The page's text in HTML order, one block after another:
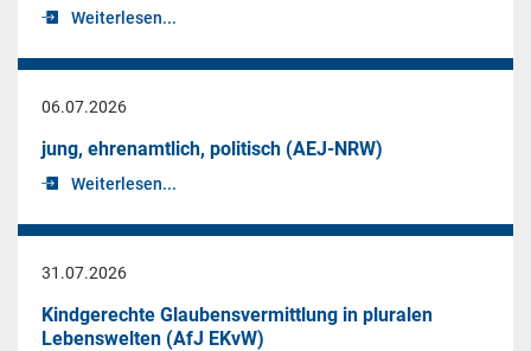
Weiterlesen...
06.07.2026
jung, ehrenamtlich, politisch (AEJ-NRW)
Weiterlesen...
31.07.2026
Kindgerechte Glaubensvermittlung in pluralen
Lebenswelten (AfJ EKvW)